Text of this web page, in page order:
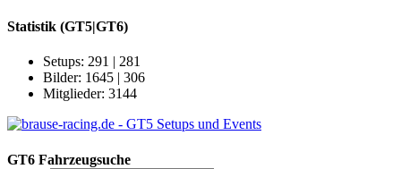
Statistik (GT5|GT6)
Setups: 291 | 281
Bilder: 1645 | 306
Mitglieder: 3144
GT6 Fahrzeugsuche